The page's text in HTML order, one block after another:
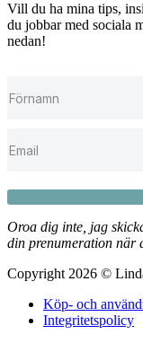
Vill du ha mina tips,
du jobbar med sociala
nedan!
Oroa dig inte, jag
din prenumeration när
Copyright 2026 ©
Köp- och
Integritetspolicy